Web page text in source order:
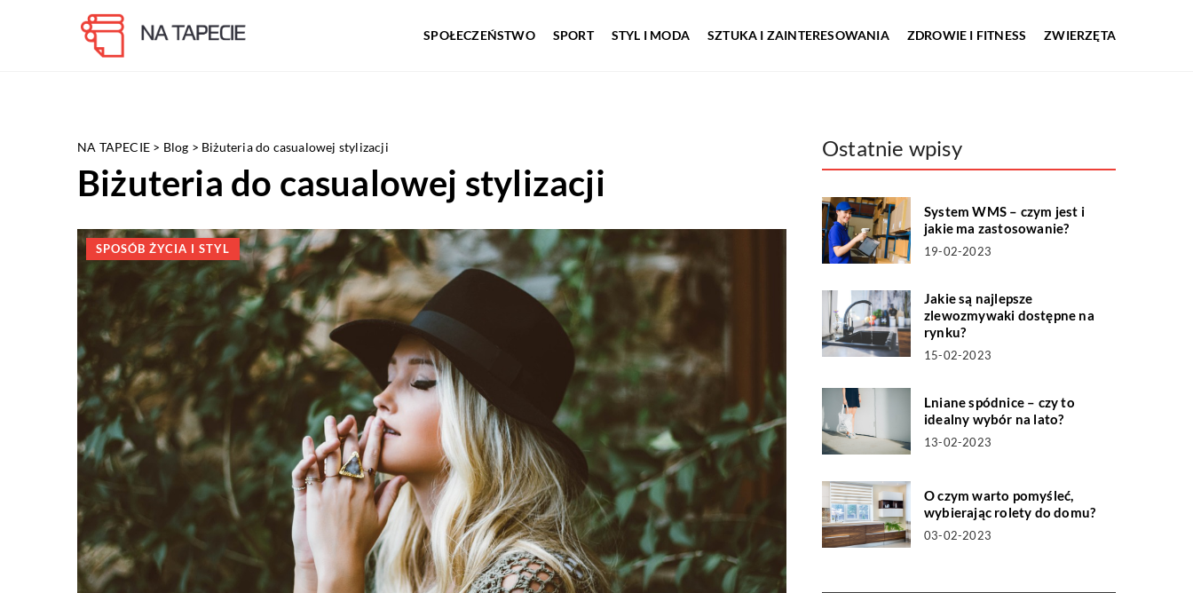
SPOŁECZEŃSTWO SPORT STYL I MODA SZTUKA I ZAINTERESOWANIA ZDROWIE I FITNESS ZWIERZĘTA
NA TAPECIE > Blog > Biżuteria do casualowej stylizacji
Biżuteria do casualowej stylizacji
SPOSÓB ŻYCIA I STYL
Ostatnie wpisy
System WMS – czym jest i
jakie ma zastosowanie?
19-02-2023
Jakie są najlepsze
zlewozmywaki dostępne na
rynku?
15-02-2023
Lniane spódnice – czy to
idealny wybór na lato?
13-02-2023
O czym warto pomyśleć,
wybierając rolety do domu?
03-02-2023